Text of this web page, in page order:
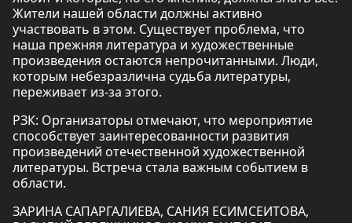
Жители нашей области должны активно
участвовать в этом. Существует проблема, что
наша прежняя литература и художественные
произведения остаются непрочитанными. Люди,
которым небезразлична судьба литературы,
переживает из-за этого.
РЗК: Организаторы отмечают, что мероприятие
способствует заинтересованности развития
произведений отечественной художественной
литературы. Встреча стала важным событием в
области.
ЗАРИНА САПАРГАЛИЕВА, САНИЯ ЕСИМСЕИТОВА,